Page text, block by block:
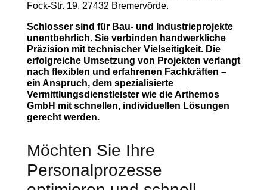
Fock-Str. 19, 27432 Bremervörde.
Schlosser sind für Bau- und Industrieprojekte
unentbehrlich. Sie verbinden handwerkliche
Präzision mit technischer Vielseitigkeit. Die
erfolgreiche Umsetzung von Projekten verlangt
nach flexiblen und erfahrenen Fachkräften –
ein Anspruch, dem spezialisierte
Vermittlungsdienstleister wie die Arthemos
GmbH mit schnellen, individuellen Lösungen
gerecht werden.
Möchten Sie Ihre
Personalprozesse